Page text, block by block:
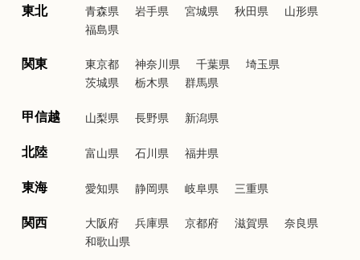
東北 青森県 岩手県 宮城県 秋田県
山形県
福島県
関東 東京都 神奈川県 千葉県
埼玉県
茨城県
栃木県 群馬県
甲信越 山梨県 長野県 新潟県
北陸 富山県 石川県 福井県
東海 愛知県 静岡県 岐阜県 三重県
関西 大阪府 兵庫県 京都府 滋賀県
奈良県
和歌山県